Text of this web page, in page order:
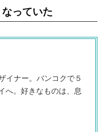
っていた
イナー。バンコクで５
へ。好きなものは、息